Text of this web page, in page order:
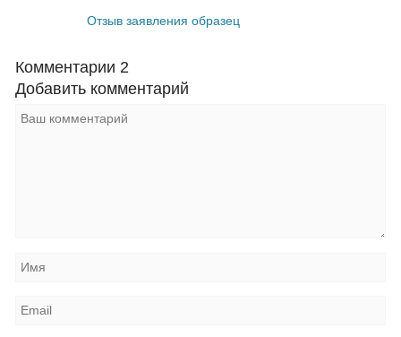
Отзыв заявления образец
Комментарии 2
Добавить комментарий